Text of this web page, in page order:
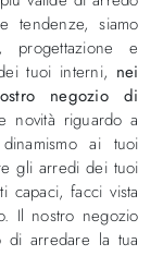
tendenze, siamo
progettazione e
tuoi interni, nei
negozio di
novità riguardo a
ai tuoi
gli arredi dei tuoi
capaci, facci vista
Il nostro negozio
di arredare la tua